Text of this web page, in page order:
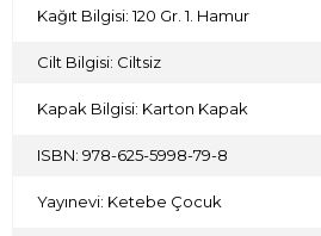
Kağıt Bilgisi: 120 Gr. 1. Hamur
Cilt Bilgisi: Ciltsiz
Kapak Bilgisi: Karton Kapak
ISBN: 978-625-5998-79-8
Yayınevi: Ketebe Çocuk